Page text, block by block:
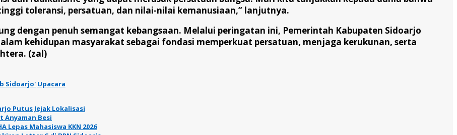
toleransi, persatuan, dan nilai-nilai kemanusiaan,” lanjutnya.
dengan penuh semangat kebangsaan. Melalui peringatan ini, Pemerintah Kabupaten Sidoarjo
kehidupan masyarakat sebagai fondasi memperkuat persatuan, menjaga kerukunan, serta
(zal)
Sidoarjo' Upacara
Putus Jejak Lokalisasi
Anyaman Besi
Mahasiswa KKN 2026